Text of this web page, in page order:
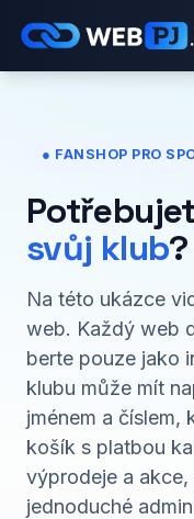
● FANSHOP PRO
svůj klub?
Na této ukázce
web. Každý web
berte pouze jako
klubu může mít
jménem a číslem,
košík s platbou
výprodeje a
jednoduché